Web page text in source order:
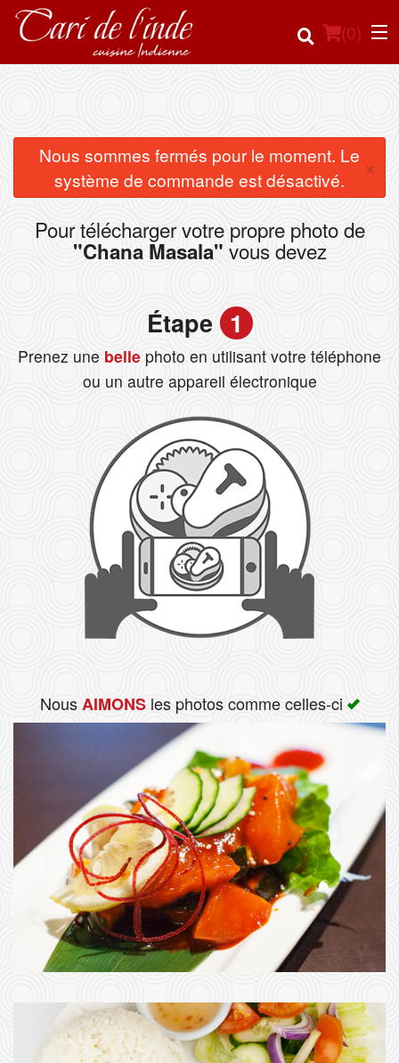
(0)
Commander en ligne
Emplacement
Français
Nous sommes fermés pour le moment. Le
système de commande est désactivé.
×
Pour télécharger votre propre photo de
"Chana Masala" vous devez
Étape 1
Prenez une belle photo en utilisant votre téléphone
ou un autre appareil électronique
NousAIMONSles photos comme celles-ci